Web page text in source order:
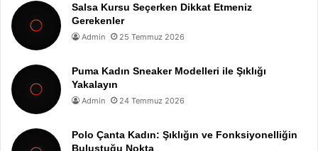
Salsa Kursu Seçerken Dikkat Etmeniz
Gerekenler
Admin 25 Temmuz 2026
Puma Kadın Sneaker Modelleri ile Şıklığı
Yakalayın
Admin 24 Temmuz 2026
Polo Çanta Kadın: Şıklığın ve Fonksiyonelliğin
Buluştuğu Nokta